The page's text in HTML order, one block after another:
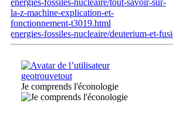
energies-fossiles-nucleaire/tout-savoir-sur-
la-z-machine-explication-et-
fonctionnement-t3019.html
energies-fossiles-nucleaire/deuterium-et-
geotrouvetout
Je comprends l'éconologie